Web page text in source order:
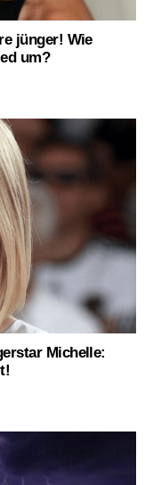
jünger! Wie
um?
Michelle: